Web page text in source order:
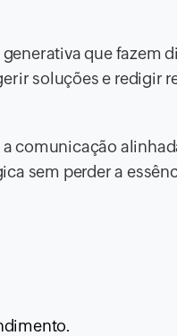
que fazem
soluções e redigir
comunicação
sem perder a